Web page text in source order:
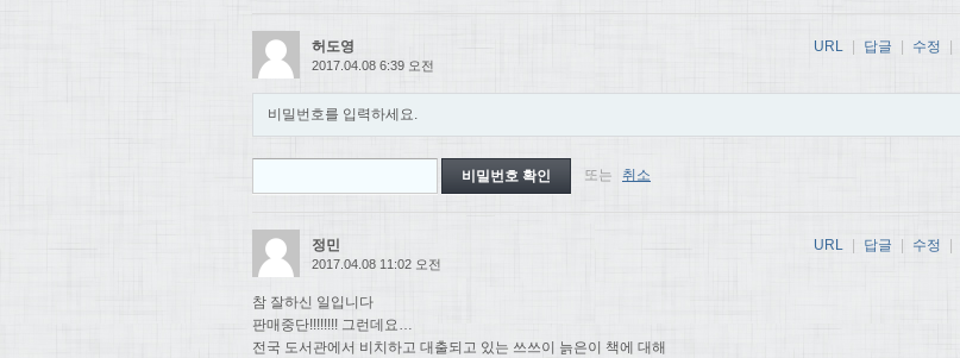
허도영
2017.04.08 6:39 오전
비밀번호를 입력하세요.
또는 취소
URL 답글 수정
정민
2017.04.08 11:02 오전
참 잘하신 일입니다
판매중단!!!!!!!! 그런데요…
전국 도서관에서 비치하고 대출되고 있는 쓰쓰이 늙은이 책에 대해
URL 답글 수정